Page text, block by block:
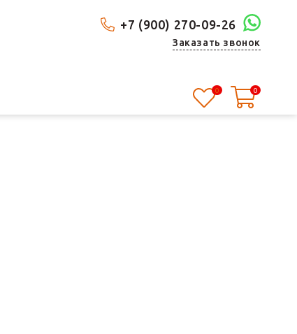
+7 (900) 270-09-26
Заказать звонок
0 0